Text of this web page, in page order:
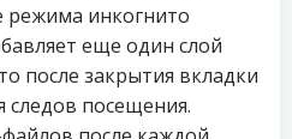
режима инкогнито
еще один слой
после закрытия вкладки
следов посещения.